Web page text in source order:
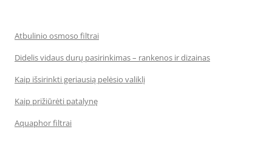
Atbulinio osmoso filtrai
Didelis vidaus durų pasirinkimas – rankenos ir dizainas
Kaip išsirinkti geriausią pelėsio valiklį
Kaip prižiūrėti patalynę
Aquaphor filtrai